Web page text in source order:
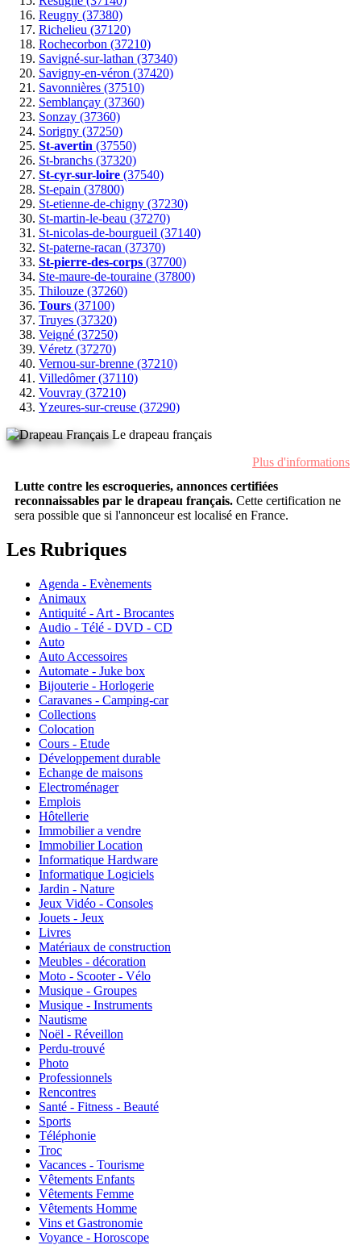
Reugny (37380)
Richelieu (37120)
Rochecorbon (37210)
Savigné-sur-lathan (37340)
Savigny-en-véron (37420)
Savonnières (37510)
Semblançay (37360)
Sonzay (37360)
Sorigny (37250)
St-avertin (37550)
St-branchs (37320)
St-cyr-sur-loire (37540)
St-epain (37800)
St-etienne-de-chigny (37230)
St-martin-le-beau (37270)
St-nicolas-de-bourgueil (37140)
St-paterne-racan (37370)
St-pierre-des-corps (37700)
Ste-maure-de-touraine (37800)
Thilouze (37260)
Tours (37100)
Truyes (37320)
Veigné (37250)
Véretz (37270)
Vernou-sur-brenne (37210)
Villedômer (37110)
Vouvray (37210)
Yzeures-sur-creuse (37290)
Le drapeau français
Plus d'informations
Lutte contre les escroqueries, annonces certifiées
reconnaissables par le drapeau français. Cette certification ne
sera possible que si l'annonceur est localisé en France.
Les Rubriques
Agenda - Evènements
Animaux
Antiquité - Art - Brocantes
Audio - Télé - DVD - CD
Auto
Auto Accessoires
Automate - Juke box
Bijouterie - Horlogerie
Caravanes - Camping-car
Collections
Colocation
Cours - Etude
Développement durable
Echange de maisons
Electroménager
Emplois
Hôtellerie
Immobilier a vendre
Immobilier Location
Informatique Hardware
Informatique Logiciels
Jardin - Nature
Jeux Vidéo - Consoles
Jouets - Jeux
Livres
Matériaux de construction
Meubles - décoration
Moto - Scooter - Vélo
Musique - Groupes
Musique - Instruments
Nautisme
Noël - Réveillon
Perdu-trouvé
Photo
Professionnels
Rencontres
Santé - Fitness - Beauté
Sports
Téléphonie
Troc
Vacances - Tourisme
Vêtements Enfants
Vêtements Femme
Vêtements Homme
Vins et Gastronomie
Voyance - Horoscope